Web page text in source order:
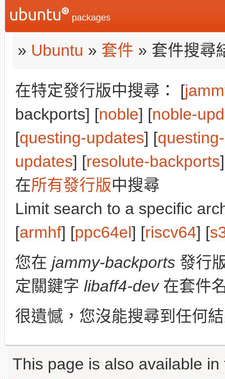
packages
» Ubuntu » 套件 » 套件搜尋
在特定發行版中搜尋： [
backports] [noble] [noble-
[questing-updates] [
updates] [resolute-backports
在所有發行版中搜尋
Limit search to a specific
[armhf] [ppc64el] [riscv64] [
您在 jammy-backports 發行
定關鍵字 libaff4-dev在套件
很遺憾，您沒能搜尋到任何
This page is also available